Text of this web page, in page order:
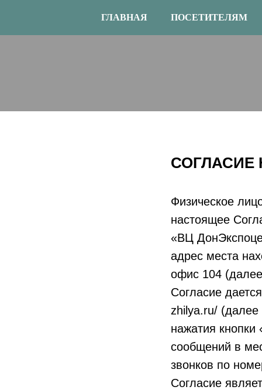
ГЛАВНАЯ ПОСЕТИТЕЛЯМ
СОГЛАСИЕ
Физическое
настоящее
«ВЦ
адрес места
офис 104
Согласие
zhilya.ru/ (далее
нажатия
сообщений в
звонков по
Согласие